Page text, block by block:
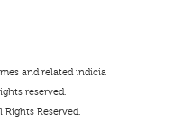
and related indicia
reserved.
Reserved.